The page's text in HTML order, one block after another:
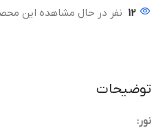
12 نفر در حال مشاهده این
توضیحات
نور: